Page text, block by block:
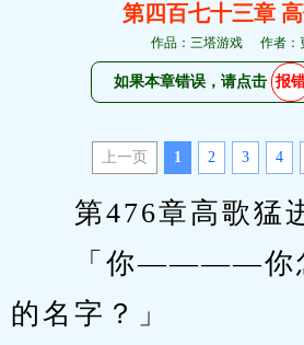
第四百七十三章
作品：三塔游戏 作者：
如果本章错误，请点击 报
上一页 1 2 3 4
第476章高歌猛
「你————你怎
的名字？」